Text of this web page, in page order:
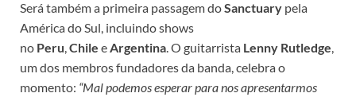
Será também a primeira passagem doSanctuary pela
América do Sul, incluindo shows
no Peru,Chile eArgentina. O guitarrista Lenny Rutledge,
um dos membros fundadores da banda, celebra o
momento: “Mal podemos esperar para nos apresentarmos